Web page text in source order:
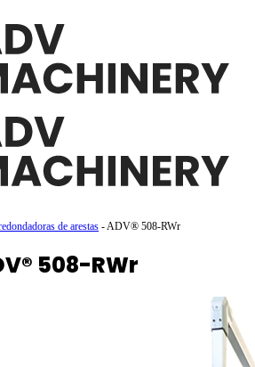
de arestas -ADV® 508-RWr
508-RWr